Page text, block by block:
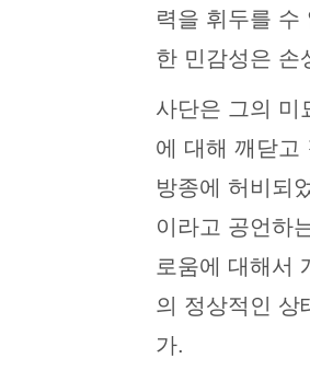
력을 휘두를 수
한 민감성은 손
사단은 그의 미
에 대해 깨닫고
방종에 허비되
이라고 공언하
로움에 대해서
의 정상적인 상
가.